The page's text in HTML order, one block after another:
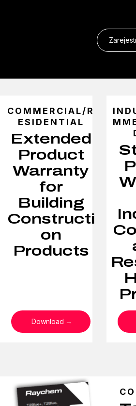
COMMERCIAL/R
ESIDENTIAL
Extended
Product
Warranty
for
Building
Constructi
on
Products
Download